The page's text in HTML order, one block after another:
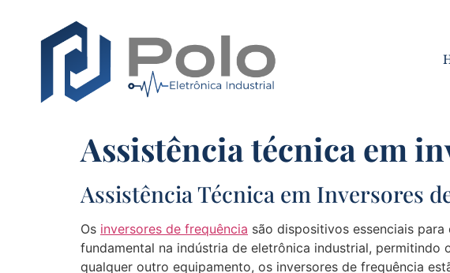
Assistência técnica em
Assistência Técnica em Inversores
Os inversores de frequência são dispositivos essenciais
fundamental na indústria de eletrônica industrial,
qualquer outro equipamento, os inversores de frequência